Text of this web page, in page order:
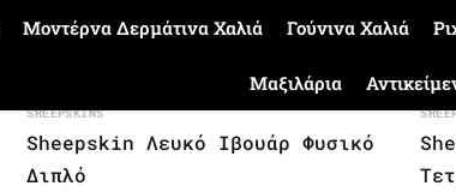
Μοντέρνα Δερμάτινα Χαλιά Γούνινα Χαλιά
Μαξιλάρια
SHEEPSKINS
Sheepskin Λευκό Ιβουάρ Φυσικό
Διπλό